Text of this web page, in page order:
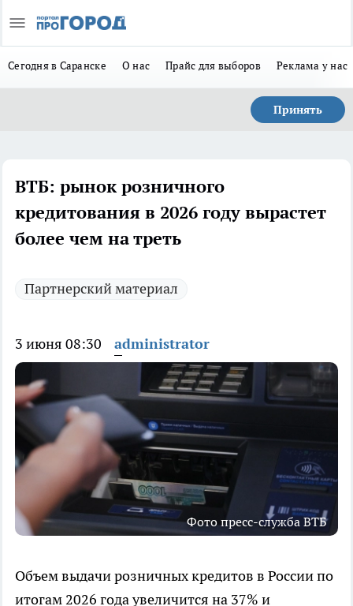
Сегодня в Саранске О нас Прайс для выборов Реклама у нас
Принять
ВТБ: рынок розничного
кредитования в 2026 году вырастет
более чем на треть
Партнерский материал
3 июня 08:30 administrator
Фото пресс-служба ВТБ
Объем выдачи розничных кредитов в России по
итогам 2026 года увеличится на 37% и